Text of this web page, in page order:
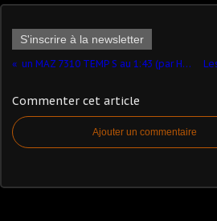
S'inscrire à la newsletter
un MAZ 7310 TEMP S au 1:43 (par Hervé C.)
Commenter cet article
Ajouter un commentaire